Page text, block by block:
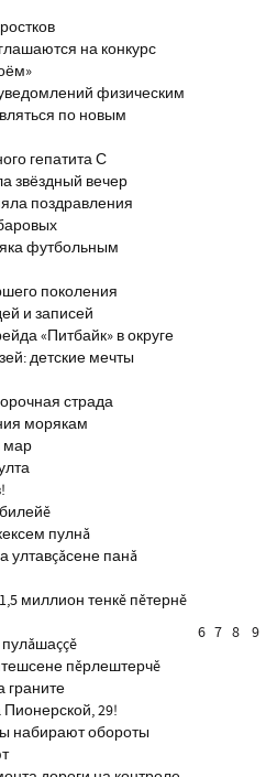
на конкурс
физическим
по новым
гепатита С
звёздный вечер
поздравления
футбольным
поколения
и записей
«Питбайк» в округе
детские мечты
страда
морякам
мар
пулнă
ултавçăсене панă
миллион тенкĕ пĕтернĕ
пĕрлештерчĕ
граните
29!
набирают обороты
6 7 8 9